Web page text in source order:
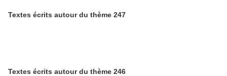
Textes écrits autour du thème 247
Textes écrits autour du thème 246